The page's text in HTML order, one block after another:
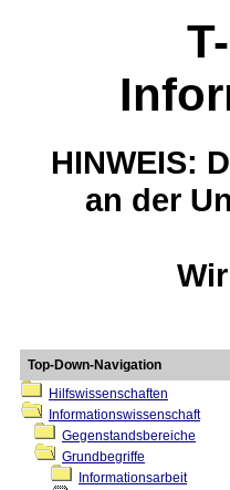
HINWEIS:
an der
Top-Down-Navigation
Hilfswissenschaften
Informationswissenschaft
Gegenstandsbereiche
Grundbegriffe
Informationsarbeit